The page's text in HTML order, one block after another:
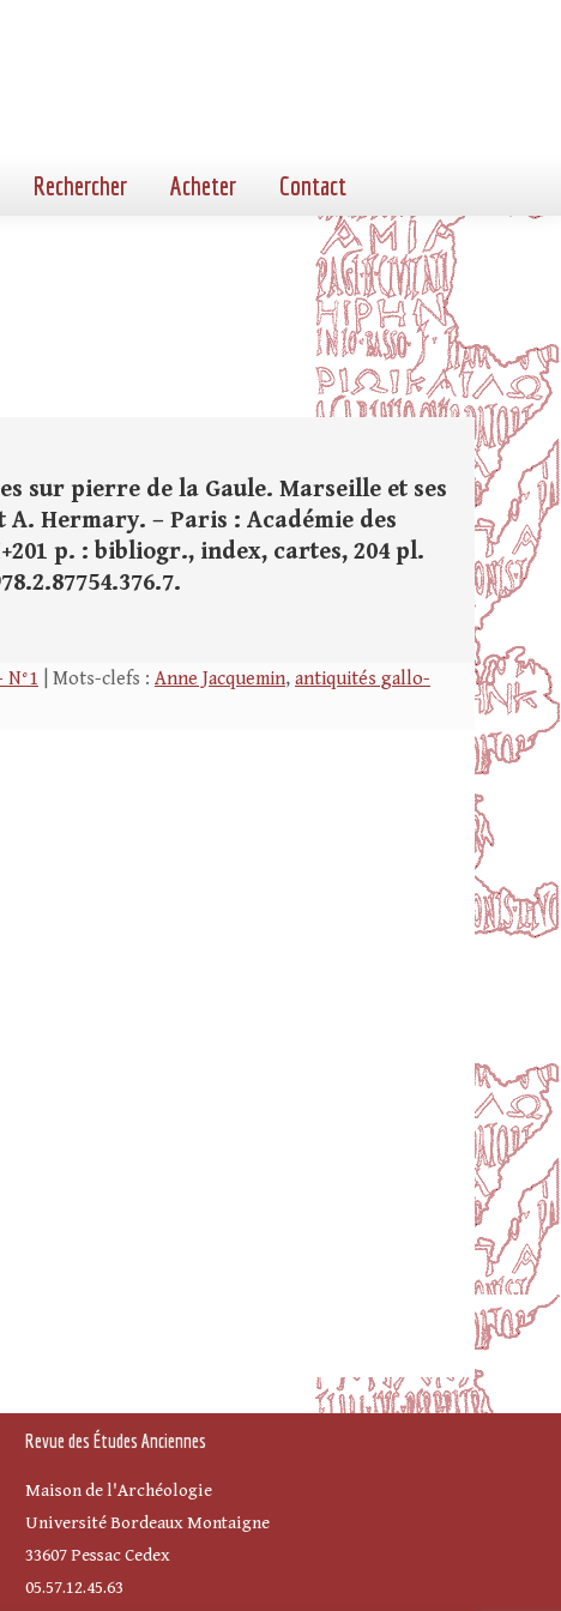
Rechercher Acheter Contact
sur pierre de la Gaule. Marseille et ses
Hermary. – Paris : Académie des
p. : bibliogr., index, cartes, 204 pl.
N°1 | Mots-clefs : Anne Jacquemin, antiquités gallo-
Revue des Études Anciennes
Maison de l'Archéologie
Université Bordeaux Montaigne
33607 Pessac Cedex
05.57.12.45.63